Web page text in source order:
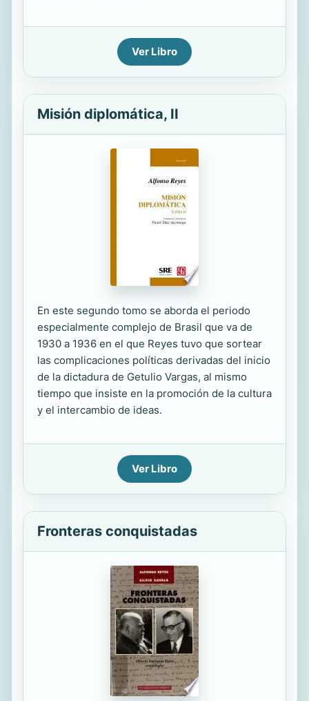
Ver Libro
Misión diplomática, II
En este segundo tomo se aborda el periodo
especialmente complejo de Brasil que va de
1930 a 1936 en el que Reyes tuvo que sortear
las complicaciones políticas derivadas del inicio
de la dictadura de Getulio Vargas, al mismo
tiempo que insiste en la promoción de la cultura
y el intercambio de ideas.
Ver Libro
Fronteras conquistadas